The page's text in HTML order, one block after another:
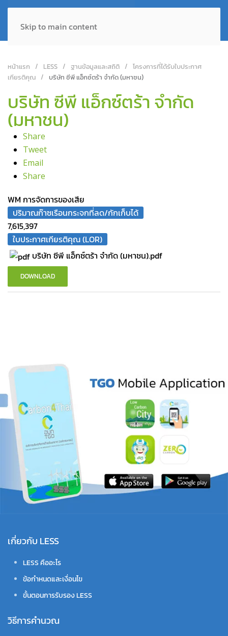
Skip to main content
หน้าแรก LESS ฐานข้อมูลและสถิติ
โครงการที่ได้รับใบประกาศ
เกียรติคุณ
บริษัท ซีพี แอ็กซ์ตร้า จำกัด (มหาชน)
บริษัท ซีพี แอ็กซ์ตร้า จำกัด
(มหาชน)
Share
Tweet
Email
Share
WM การจัดการของเสีย
ปริมาณก๊าซเรือนกระจกที่ลด/กักเก็บได้
7,615,397
ใบประกาศเกียรติคุณ (LOR)
บริษัท ซีพี แอ็กซ์ตร้า จำกัด (มหาชน).pdf
DOWNLOAD
เกี่ยวกับ LESS
LESS คืออะไร
ข้อกำหนดและเงื่อนไข
ขั้นตอนการรับรอง LESS
วิธีการคำนวณ